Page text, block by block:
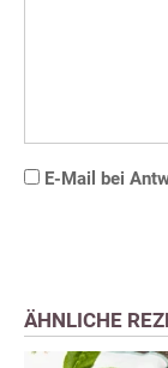
E-Mail bei
ÄHNLICHE